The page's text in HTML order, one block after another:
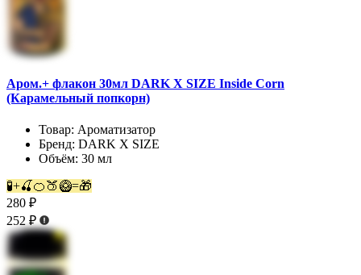
Аром.+ флакон 30мл DARK X SIZE Inside Corn
(Карамельный попкорн)
Товар: Ароматизатор
Бренд: DARK X SIZE
Объём: 30 мл
🧪+🍒🍊🍑🥝=🎁
280 ₽
252 ₽